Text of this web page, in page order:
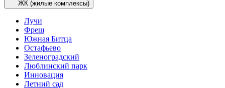
ЖК (жилые комплексы)
Лучи
Фреш
Южная Битца
Остафьево
Зеленоградский
Люблинский парк
Инновация
Летний сад